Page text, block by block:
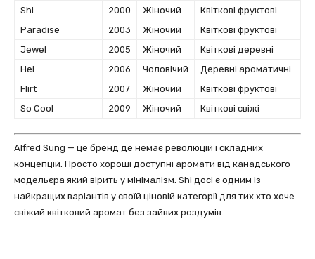
Shi
2000 Жіночий
Квіткові фруктові
Paradise
2003 Жіночий
Квіткові фруктові
Jewel
2005 Жіночий
Квіткові деревні
Hei
2006 Чоловічий
Деревні ароматичні
Flirt
2007 Жіночий
Квіткові фруктові
So Cool
2009 Жіночий Квіткові свіжі
Alfred Sung — це бренд де немає революцій і складних
концепцій. Просто хороші доступні аромати від канадського
модельєра який вірить у мінімалізм. Shi досі є одним із
найкращих варіантів у своїй ціновій категорії для тих хто хоче
свіжий квітковий аромат без зайвих роздумів.